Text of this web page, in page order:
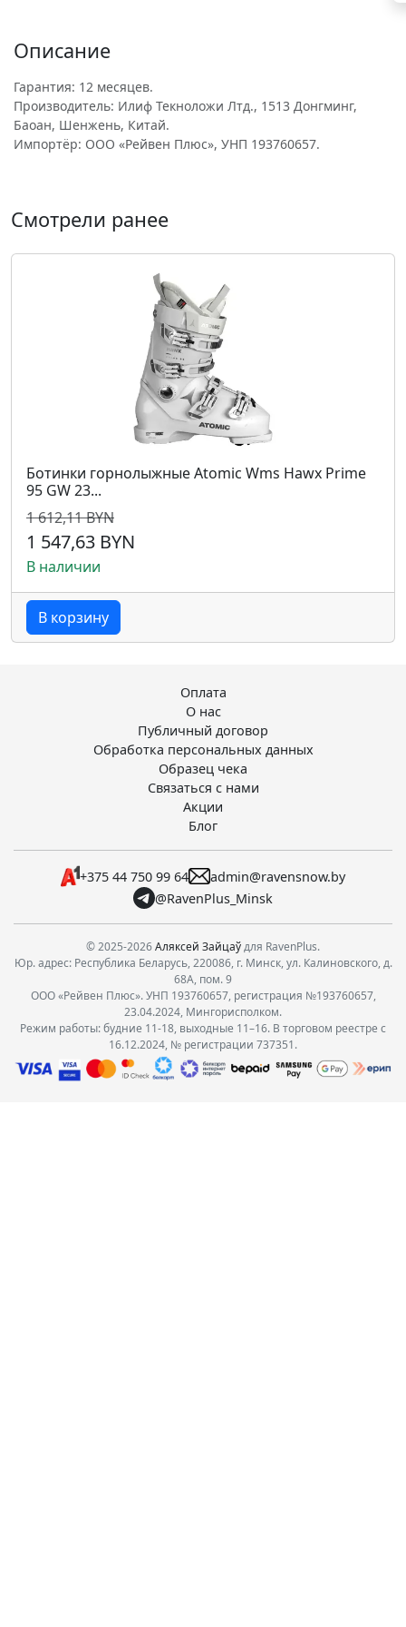
Описание
Гарантия: 12 месяцев.
Производитель: Илиф Текноложи Лтд., 1513 Донгминг,
Баоан, Шенжень, Китай.
Импортёр: ООО «Рейвен Плюс», УНП 193760657.
Смотрели ранее
Ботинки горнолыжные Atomic Wms Hawx Prime
95 GW 23...
1 612,11 BYN
1 547,63 BYN
В наличии
В корзину
Оплата
О нас
Публичный договор
Обработка персональных данных
Образец чека
Связаться с нами
Акции
Блог
+375 44 750 99 64
admin@ravensnow.by
@RavenPlus_Minsk
© 2025-2026Аляксей Зайцаўдля RavenPlus.
Юр. адрес: Республика Беларусь, 220086, г. Минск, ул. Калиновского, д.
68А, пом. 9
ООО «Рейвен Плюс». УНП 193760657, регистрация №193760657,
23.04.2024, Мингорисполком.
Режим работы: будние 11-18, выходные 11–16. В торговом реестре с
16.12.2024, № регистрации 737351.